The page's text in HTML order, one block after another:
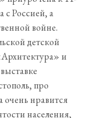
с Россией, а
войне.
детской
и
про
очень нравится
населения,